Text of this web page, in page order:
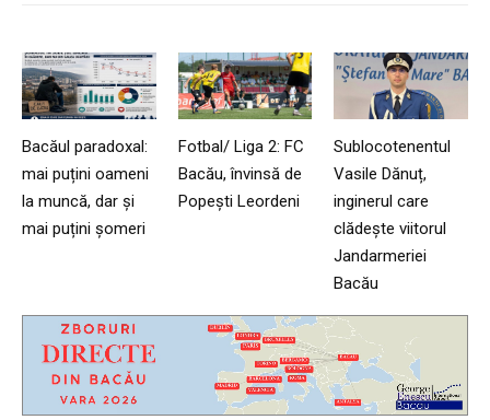
Bacăul paradoxal:
mai puțini oameni
la muncă, dar și
mai puțini șomeri
Fotbal/ Liga 2: FC
Bacău, învinsă de
Popești Leordeni
Sublocotenentul
Vasile Dănuț,
inginerul care
clădește viitorul
Jandarmeriei
Bacău